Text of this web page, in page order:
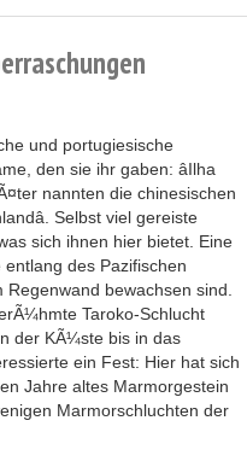
und portugiesische
den sie ihr gaben: âIlha
nannten die chinesischen
Selbst viel gereiste
sich ihnen hier bietet. Eine
des Pazifischen
bewachsen sind.
Taroko-Schlucht
der KÃ¼ste bis in das
ein Fest: Hier hat sich
Jahre altes Marmorgestein
Marmorschluchten der